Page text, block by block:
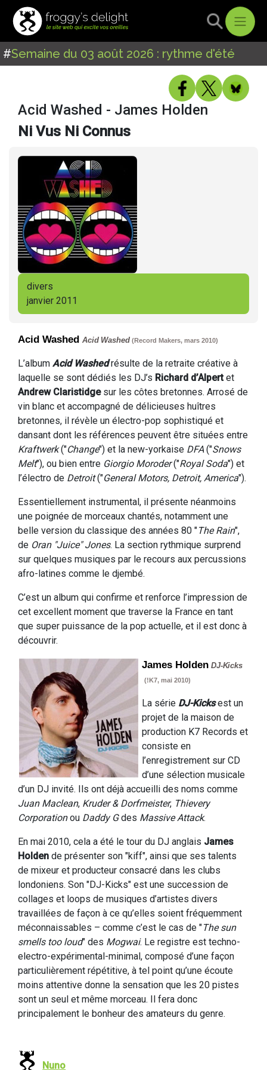
#Semaine du 03 août 2026 : rythme d'été
Acid Washed - James Holden
Ni Vus Ni Connus
divers
janvier 2011
Acid Washed Acid Washed(Record Makers, mars 2010)
L’album Acid Washedrésulte de la retraite créative à
laquelle se sont dédiés les DJ’s Richard d’Alpertet
Andrew Claristidgesur les côtes bretonnes. Arrosé de
vin blanc et accompagné de délicieuses huîtres
bretonnes, il révèle un électro-pop sophistiqué et
dansant dont les références peuvent être situées entre
Kraftwerk("Change") et la new-yorkaise DFA("Snows
Melt"), ou bien entre Giorgio Moroder("Royal Soda") et
l’électro de Detroit("General Motors, Detroit, America").
Essentiellement instrumental, il présente néanmoins
une poignée de morceaux chantés, notamment une
belle version du classique des années 80 "The Rain",
de Oran "Juice" Jones. La section rythmique surprend
sur quelques musiques par le recours aux percussions
afro-latines comme le djembé.
C’est un album qui confirme et renforce l’impression de
cet excellent moment que traverse la France en tant
que super puissance de la pop actuelle, et il est donc à
découvrir.
James Holden DJ-Kicks
(!K7, mai 2010)
La série DJ-Kicksest un
projet de la maison de
production K7 Records et
consiste en
l’enregistrement sur CD
d’une sélection musicale
d’un DJ invité. Ils ont déjà accueilli des noms comme
Juan Maclean, Kruder & Dorfmeister, Thievery
Corporationou Daddy Gdes Massive Attack.
En mai 2010, cela a été le tour du DJ anglais James
Holden de présenter son "kiff", ainsi que ses talents
de mixeur et producteur consacré dans les clubs
londoniens. Son "DJ-Kicks" est une succession de
collages et loops de musiques d’artistes divers
travaillées de façon à ce qu’elles soient fréquemment
méconnaissables – comme c’est le cas de "The sun
smells too loud" des Mogwai. Le registre est techno-
electro-expérimental-minimal, composé d’une façon
particulièrement répétitive, à tel point qu’une écoute
moins attentive donne la sensation que les 20 pistes
sont un seul et même morceau. Il fera donc
principalement le bonheur des amateurs du genre.
Nuno